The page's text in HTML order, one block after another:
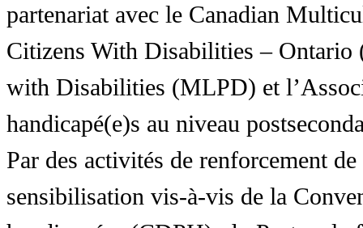
partenariat avec le Canadian
Citizens With Disabilities – Ontario
with Disabilities (MLPD) et
handicapé(e)s au niveau
Par des activités de renforcement
sensibilisation vis-à-vis de la